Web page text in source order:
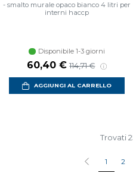
- smalto murale opaco bianco 4 litri per
interni haccp
Disponibile 1-3 giorni
60,40 € 114,71 €
AGGIUNGI AL CARRELLO
Trovati
1 2